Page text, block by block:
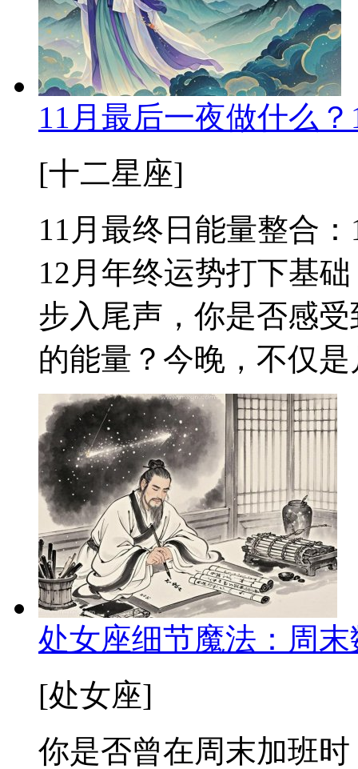
11月最后一夜做什么
[十二星座]
11月最终日能量整合
12月年终运势打下基
步入尾声，你是否感
的能量？今晚，不仅
处女座细节魔法：周
[处女座]
你是否曾在周末加班